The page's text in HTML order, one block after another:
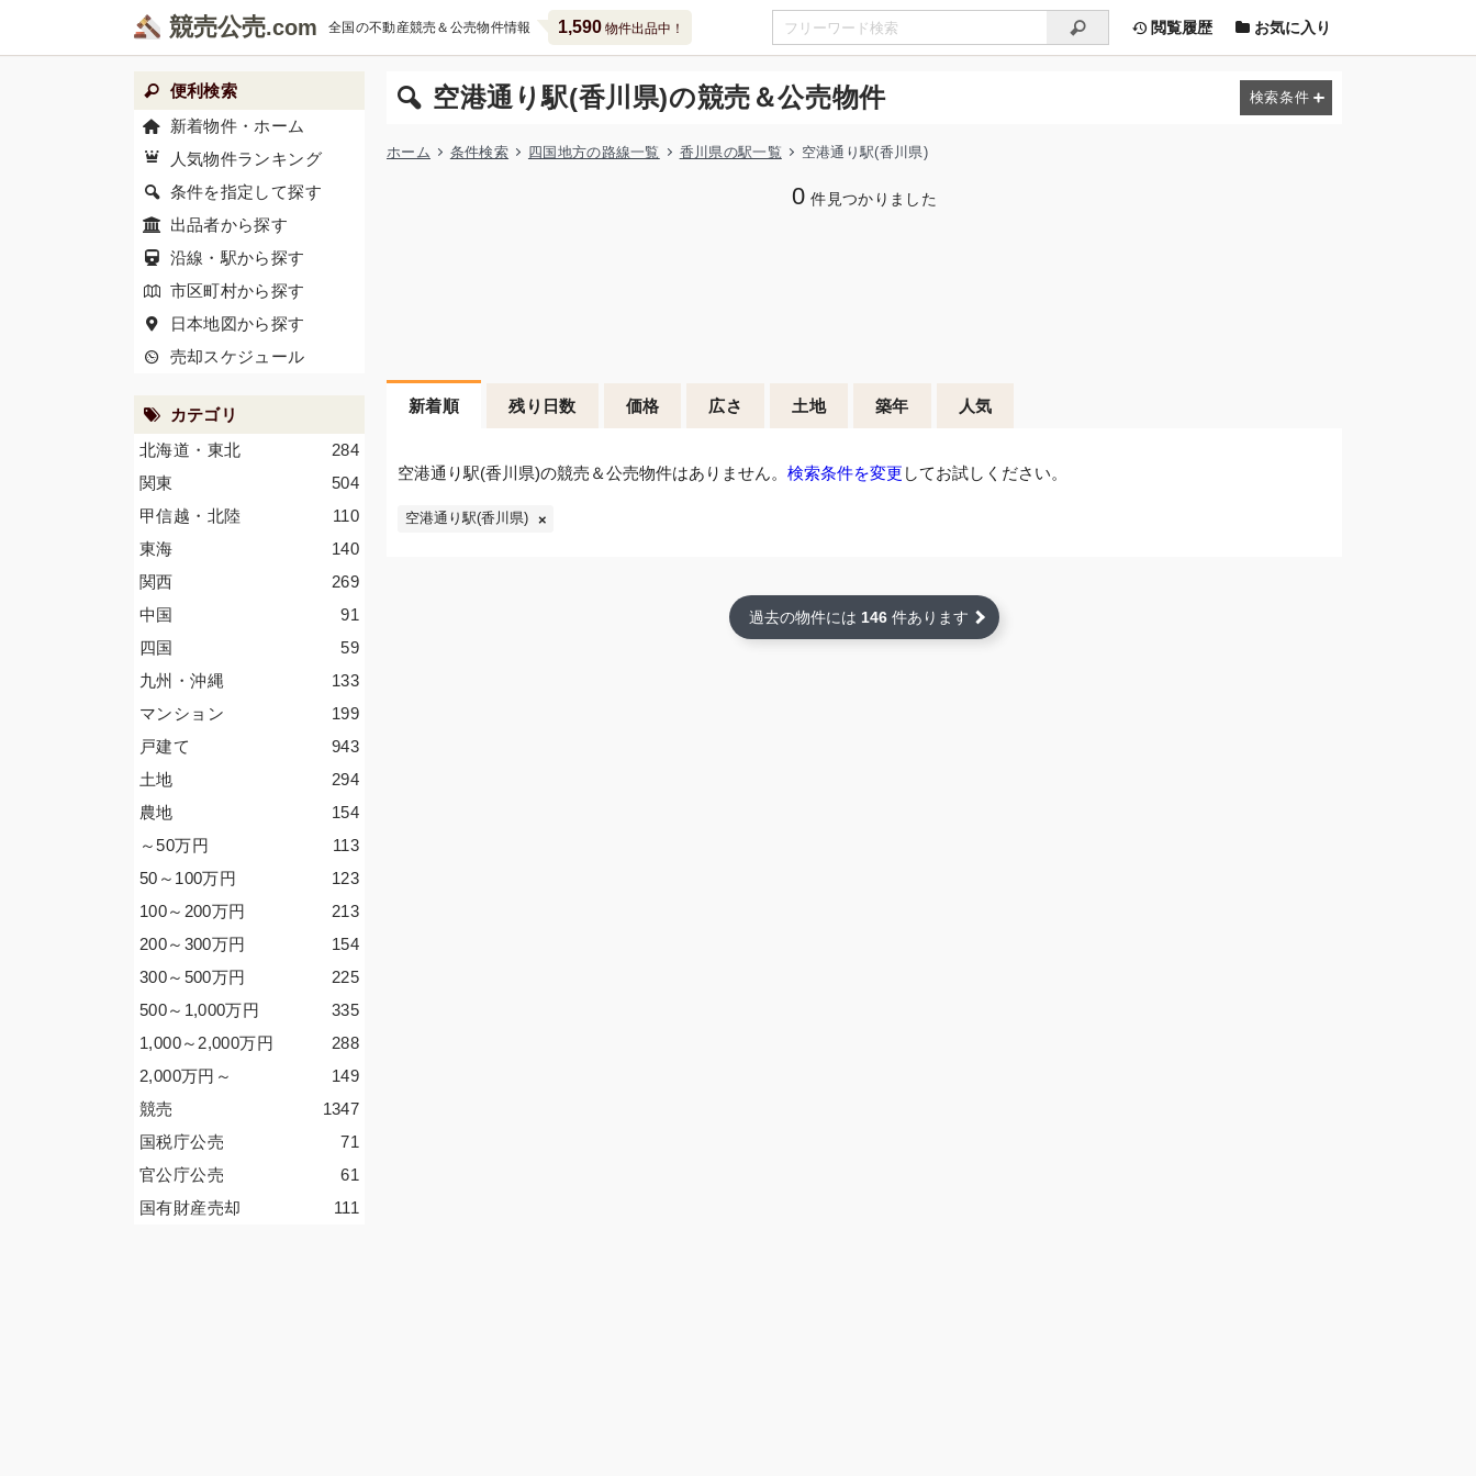
競売公売 全国の不動産競売＆公売物件情報 1,590物件出品中！ 閲覧履歴 お気に入り
空港通り駅(香川県)の競売＆公売物件
ホーム 条件検索 四国地方の路線一覧 香川県の駅一覧 空港通り駅(香川県)
0 件見つかりました
新着順 残り日数 価格 広さ 土地 築年 人気
空港通り駅(香川県)の競売＆公売物件はありません。 検索条件を変更 してお試しください。
空港通り駅(香川県)
過去の物件には 146 件あります
便利検索
新着物件・ホーム
人気物件ランキング
条件を指定して探す
出品者から探す
沿線・駅から探す
市区町村から探す
日本地図から探す
売却スケジュール
カテゴリ
284
北海道・東北
504
関東
110
甲信越・北陸
140
東海
269
関西
91
中国
59
四国
133
九州・沖縄
199
マンション
943
戸建て
294
土地
154
農地
113
～50万円
123
50～100万円
213
100～200万円
154
200～300万円
225
300～500万円
335
500～1,000万円
288
1,000～2,000万円
149
2,000万円 ～
1347
競売
71
国税庁公売
61
官公庁公売
111
国有財産売却